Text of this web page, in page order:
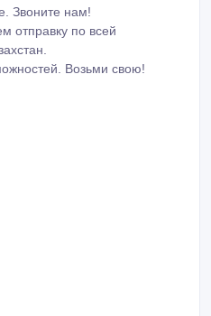
Звоните нам!
отправку по всей
Возьми свою!